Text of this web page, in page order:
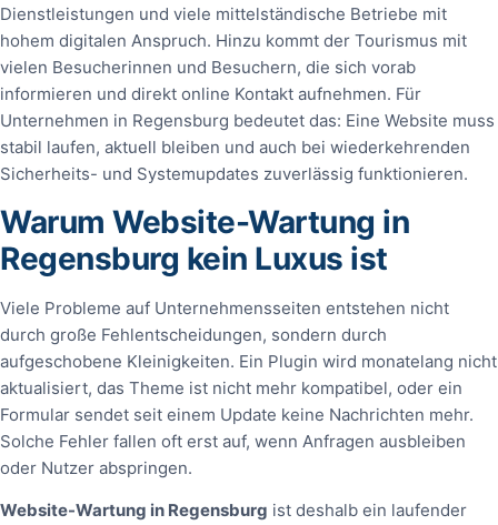
Dienstleistungen und viele mittelständische Betriebe mit
hohem digitalen Anspruch. Hinzu kommt der Tourismus mit
vielen Besucherinnen und Besuchern, die sich vorab
informieren und direkt online Kontakt aufnehmen. Für
Unternehmen in Regensburg bedeutet das: Eine Website muss
stabil laufen, aktuell bleiben und auch bei wiederkehrenden
Sicherheits- und Systemupdates zuverlässig funktionieren.
Warum Website-Wartung in
Regensburg kein Luxus ist
Viele Probleme auf Unternehmensseiten entstehen nicht
durch große Fehlentscheidungen, sondern durch
aufgeschobene Kleinigkeiten. Ein Plugin wird monatelang nicht
aktualisiert, das Theme ist nicht mehr kompatibel, oder ein
Formular sendet seit einem Update keine Nachrichten mehr.
Solche Fehler fallen oft erst auf, wenn Anfragen ausbleiben
oder Nutzer abspringen.
Website-Wartung in Regensburg ist deshalb ein laufender